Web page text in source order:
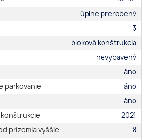
úplne prerobený
3
bloková konštrukcia
nevybavený
áno
parkovanie:
áno
áno
2021
prízemia vyššie:
8